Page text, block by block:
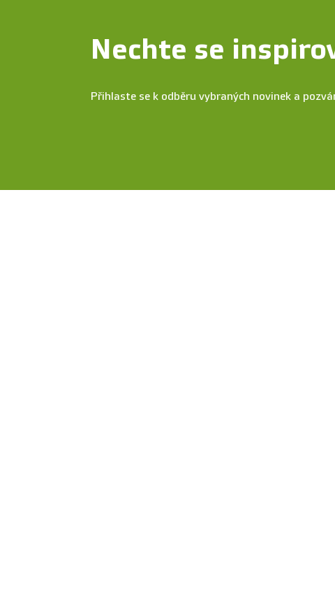
Nechte se
Přihlaste se k odběru vybraných novinek a